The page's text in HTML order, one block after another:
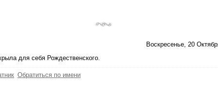
Воскресенье, 20
для себя Рождественского.
Обратиться по имени